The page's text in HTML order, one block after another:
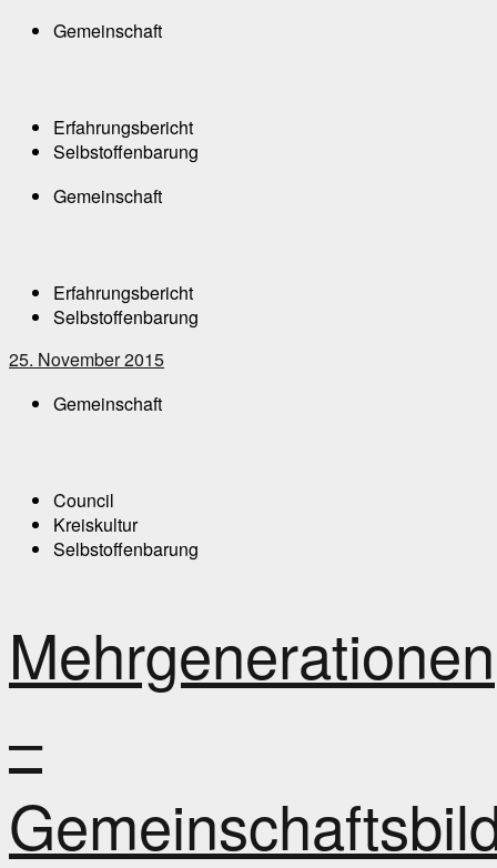
Gemeinschaft
Erfahrungsbericht
Selbstoffenbarung
Gemeinschaft
Erfahrungsbericht
Selbstoffenbarung
25. November 2015
Gemeinschaft
Council
Kreiskultur
Selbstoffenbarung
Mehrgenerationen
–